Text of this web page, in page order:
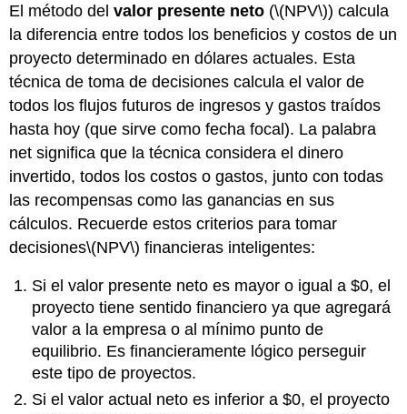
El método delvalor presente neto (\(NPV\)) calcula
la diferencia entre todos los beneficios y costos de un
proyecto determinado en dólares actuales. Esta
técnica de toma de decisiones calcula el valor de
todos los flujos futuros de ingresos y gastos traídos
hasta hoy (que sirve como fecha focal). La palabra
net significa que la técnica considera el dinero
invertido, todos los costos o gastos, junto con todas
las recompensas como las ganancias en sus
cálculos. Recuerde estos criterios para tomar
decisiones\(NPV\) financieras inteligentes:
Si el valor presente neto es mayor o igual a $0, el
proyecto tiene sentido financiero ya que agregará
valor a la empresa o al mínimo punto de
equilibrio. Es financieramente lógico perseguir
este tipo de proyectos.
Si el valor actual neto es inferior a $0, el proyecto